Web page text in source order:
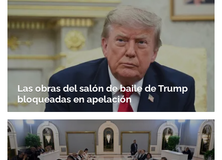
Las obras del salón de baile de Trump
bloqueadas en apelación